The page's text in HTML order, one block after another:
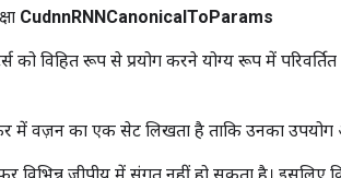
CudnnRNNCanonicalToParams
को विहित रूप से प्रयोग करने योग्य रूप में
में वज़न का एक सेट लिखता है ताकि उनका उपयोग